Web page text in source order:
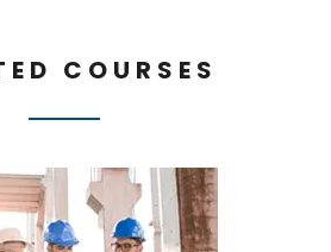
COURSES